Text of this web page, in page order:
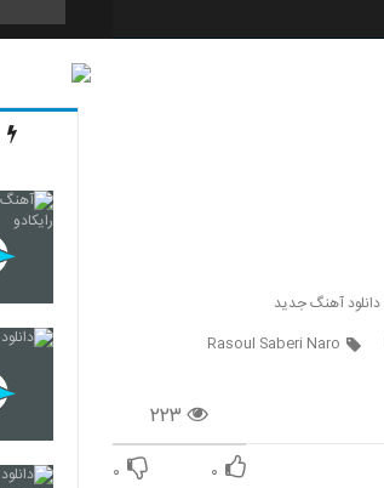
5326
دانلود آهنگ جدید
Rasoul Saberi Naro
۲۲۳
۰ ۰